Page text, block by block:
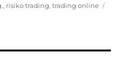
, risiko trading,trading online